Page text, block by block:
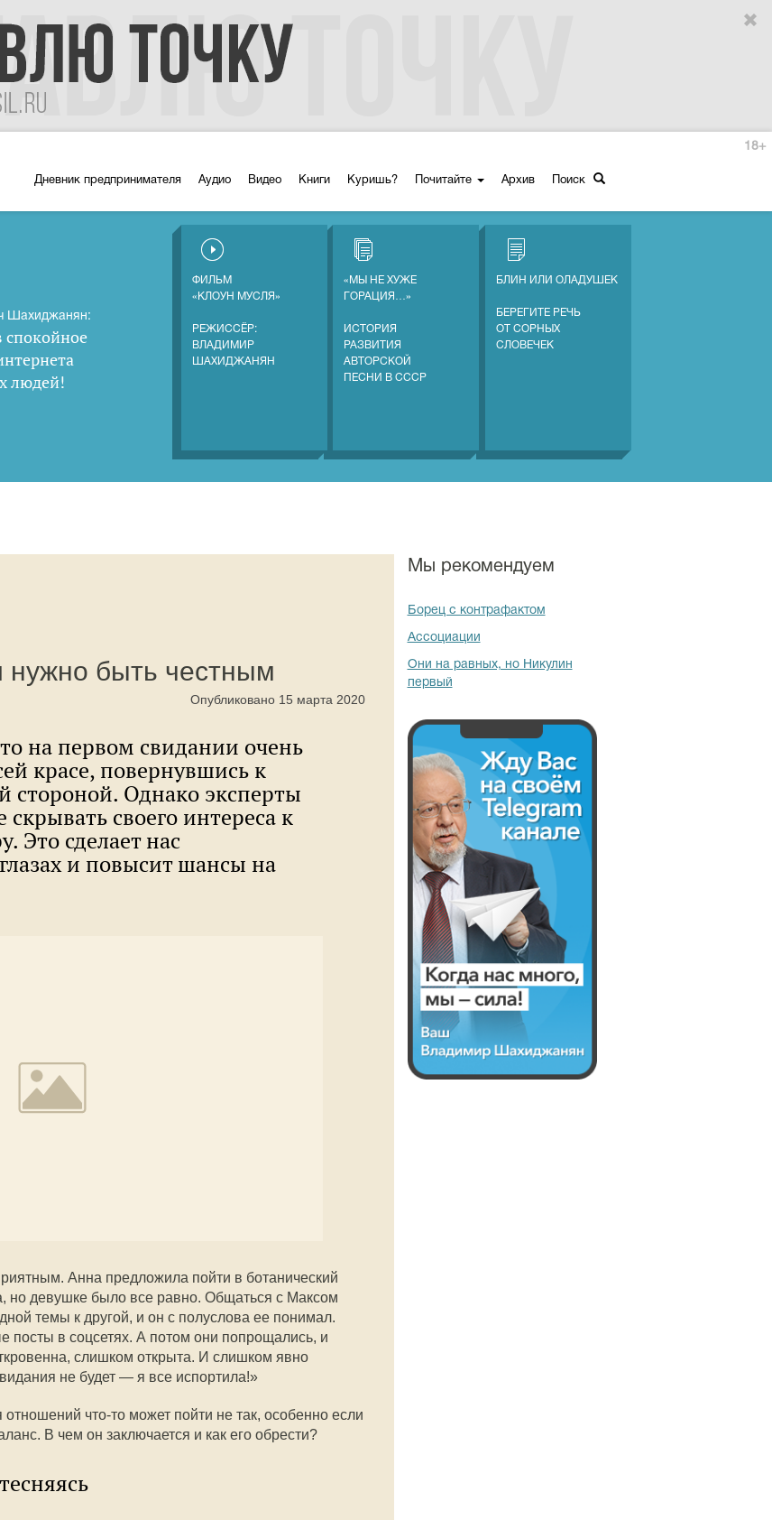
Дневник предпринимателя Аудио Видео Книги Куришь? Почитайте Архив Поиск
18+
Шахиджанян:
спокойное
людей!
ФИЛЬМ
«КЛОУН МУСЛЯ»
РЕЖИССЁР:
ВЛАДИМИР
ШАХИДЖАНЯН
«МЫ НЕ ХУЖЕ
ГОРАЦИЯ…»
ИСТОРИЯ
РАЗВИТИЯ
АВТОРСКОЙ
ПЕСНИ В СССР
БЛИН ИЛИ ОЛАДУШЕК
БЕРЕГИТЕ РЕЧЬ
ОТ СОРНЫХ
СЛОВЕЧЕК
быть честным
Опубликовано 15 марта 2020
на первом свидании очень
красе, повернувшись к
стороной. Однако эксперты
своего интереса к
Это сделает нас
и повысит шансы на
Анна предложила пойти в ботанический
но девушке было все равно. Общаться с Максом
темы к другой, и он с полуслова ее понимал.
в соцсетях. А потом они попрощались, и
слишком открыта. И слишком явно
не будет — я все испортила!»
что-то может пойти не так, особенно если
В чем он заключается и как его обрести?
Мы рекомендуем
Борец с контрафактом
Ассоциации
Они на равных, но Никулин
первый